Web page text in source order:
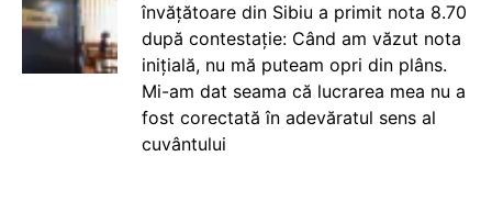
învățătoare din Sibiu a primit nota 8.70
după contestație: Când am văzut nota
inițială, nu mă puteam opri din plâns.
Mi-am dat seama că lucrarea mea nu a
fost corectată în adevăratul sens al
cuvântului